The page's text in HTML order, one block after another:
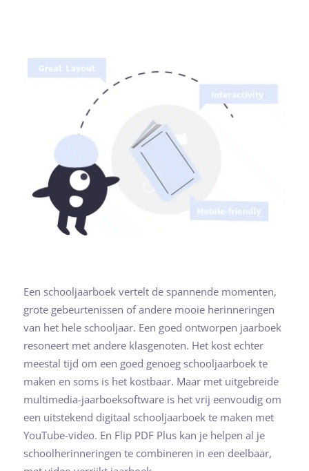
Een schooljaarboek vertelt de spannende momenten,
grote gebeurtenissen of andere mooie herinneringen
van het hele schooljaar. Een goed ontworpen jaarboek
resoneert met andere klasgenoten. Het kost echter
meestal tijd om een goed genoeg schooljaarboek te
maken en soms is het kostbaar. Maar met uitgebreide
multimedia-jaarboeksoftware is het vrij eenvoudig om
een uitstekend digitaal schooljaarboek te maken met
YouTube-video. En Flip PDF Plus kan je helpen al je
schoolherinneringen te combineren in een deelbaar,